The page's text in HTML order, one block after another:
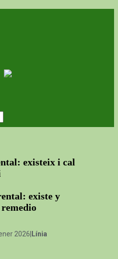
existeix i cal
existe y
2026| Línia